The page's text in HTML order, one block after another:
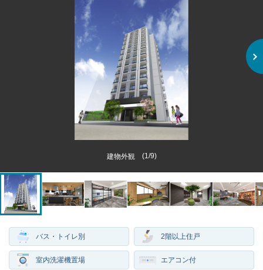
建物外観 (1 /9)
バス・トイレ別 2階以上住戸
室内洗濯機置場 エアコン付